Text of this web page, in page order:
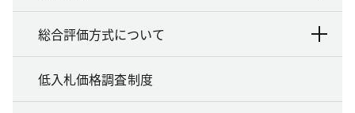
総合評価方式について
低入札価格調査制度